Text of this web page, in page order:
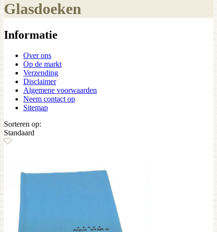
Glasdoeken
Informatie
Over ons
Op de markt
Verzending
Disclaimer
Algemene voorwaarden
Neem contact op
Sitemap
Sorteren op:
Standaard